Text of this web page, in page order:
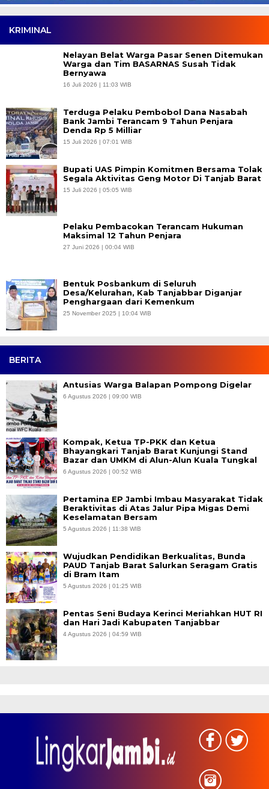
KRIMINAL
Nelayan Belat Warga Pasar Senen Ditemukan
Warga dan Tim BASARNAS Susah Tidak
Bernyawa
16 Juli 2026 | 11:03 WIB
Terduga Pelaku Pembobol Dana Nasabah
Bank Jambi Terancam 9 Tahun Penjara
Denda Rp 5 Milliar
15 Juli 2026 | 07:01 WIB
Bupati UAS Pimpin Komitmen Bersama Tolak
Segala Aktivitas Geng Motor Di Tanjab Barat
15 Juli 2026 | 05:05 WIB
Pelaku Pembacokan Terancam Hukuman
Maksimal 12 Tahun Penjara
27 Juni 2026 | 00:04 WIB
Bentuk Posbankum di Seluruh
Desa/Kelurahan, Kab Tanjabbar Diganjar
Penghargaan dari Kemenkum
25 November 2025 | 10:04 WIB
BERITA
Antusias Warga Balapan Pompong Digelar
6 Agustus 2026 | 09:00 WIB
Kompak, Ketua TP-PKK dan Ketua
Bhayangkari Tanjab Barat Kunjungi Stand
Bazar dan UMKM di Alun-Alun Kuala Tungkal
6 Agustus 2026 | 00:52 WIB
Pertamina EP Jambi Imbau Masyarakat Tidak
Beraktivitas di Atas Jalur Pipa Migas Demi
Keselamatan Bersam
5 Agustus 2026 | 11:38 WIB
Wujudkan Pendidikan Berkualitas, Bunda
PAUD Tanjab Barat Salurkan Seragam Gratis
di Bram Itam
5 Agustus 2026 | 01:25 WIB
Pentas Seni Budaya Kerinci Meriahkan HUT RI
dan Hari Jadi Kabupaten Tanjabbar
4 Agustus 2026 | 04:59 WIB